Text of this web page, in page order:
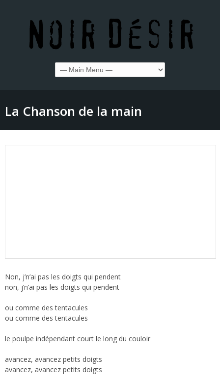
La Chanson de la main
Non, j’n’ai pas les doigts qui pendent
non, j’n’ai pas les doigts qui pendent
ou comme des tentacules
ou comme des tentacules
le poulpe indépendant court le long du couloir
avancez, avancez petits doigts
avancez, avancez petits doigts